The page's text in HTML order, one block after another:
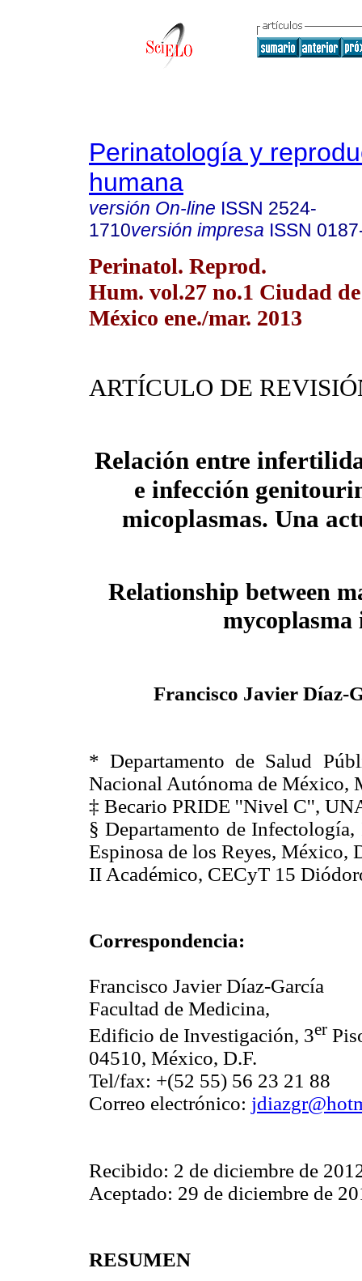
Perinatología y
humana
versión On-line ISSN 2524-
1710versión impresa ISSN
Perinatol. Reprod.
Hum. vol.27 no.1 Ciudad de
México ene./mar. 2013
ARTÍCULO DE
Relación entre
e infección
micoplasmas. Una
Relationship between
Francisco Javier Díaz-
* Departamento de Salud
Nacional Autónoma de México,
‡ Becario PRIDE ''Nivel C'',
§ Departamento de
Espinosa de los Reyes, México,
II Académico, CECyT 15
Correspondencia:
Francisco Javier Díaz-García
Facultad de Medicina,
Edificio de Investigación, 3er
04510, México, D.F.
Tel/fax: +(52 55) 56 23 21 88
Correo electrónico:
Recibido: 2 de diciembre de
Aceptado: 29 de diciembre de
RESUMEN